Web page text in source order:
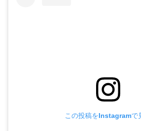
この投稿をInstagramで